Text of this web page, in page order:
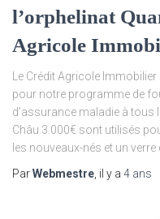
l’orphelinat
Agricole
Le Crédit Agricole
pour notre programme de
d’assurance maladie à tous
Châu.3.000€ sont utilisés
les nouveaux-nés et un
ParWebmestre , il y a 4 ans